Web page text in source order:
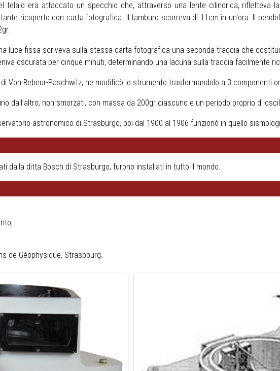
telaio era attaccato un specchio che, attraverso una lente cilindrica, rifletteva
ricoperto con carta fotografica. Il tamburo scorreva di 11cm in un'ora. Il
luce fissa scriveva sulla stessa carta fotografica una seconda traccia che
oscurata per cinque minuti, determinando una lacuna sulla traccia facilmente
Von Rebeur-Paschwitz, ne modificò lo strumento trasformandolo a 3 componenti
dall’altro, non smorzati, con massa da 200gr ciascuno e un periodo proprio di
astronomico di Strasburgo, poi dal 1900 al 1906 funzionò in quello
dalla ditta Bosch di Strasburgo, furono installati in tutto il mondo.
de Géophysique, Strasbourg.